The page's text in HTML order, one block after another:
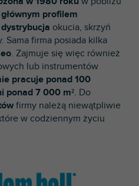
głównym profilem
okucia, skrzyń
Sama firma posiada kilka
. Zajmuje się więc również
lub instrumentów
pracuje ponad 100
ponad 7 000 m². Do
firmy należą niewątpliwie
w codziennym życiu